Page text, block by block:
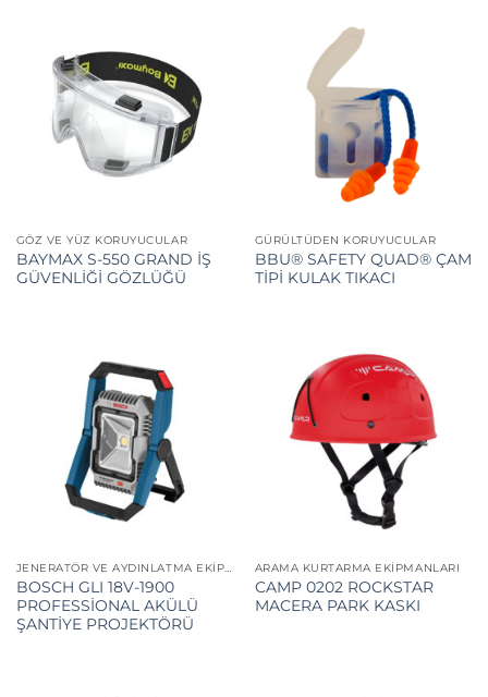
GÖZ VE YÜZ KORUYUCULAR
BAYMAX S-550 GRAND İŞ
GÜVENLİĞİ GÖZLÜĞÜ
GÜRÜLTÜDEN KORUYUCULAR
BBU® SAFETY QUAD® ÇAM
TİPİ KULAK TIKACI
JENERATÖR VE AYDINLATMA EKIPMANLARI
BOSCH GLI 18V-1900
PROFESSİONAL AKÜLÜ
ŞANTİYE PROJEKTÖRÜ
ARAMA KURTARMA EKIPMANLARI
CAMP 0202 ROCKSTAR
MACERA PARK KASKI